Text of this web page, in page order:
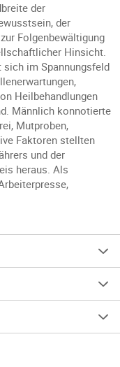
der
der
Folgenbewältigung
Hinsicht.
im Spannungsfeld
Heilbehandlungen
Männlich konnotierte
Mutproben,
Faktoren stellten
und der
heraus. Als